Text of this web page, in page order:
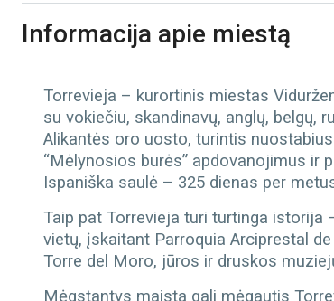
Informacija apie miestą
Torrevieja – kurortinis miestas
su vokiečiu, skandinavų, anglų, belgų,
Alikantės oro uosto, turintis
“Mėlynosios burės” apdovanojimus ir
Ispaniška saulė – 325 dienas per
Taip pat Torrevieja turi turtinga istorija
vietų, įskaitant Parroquia Arciprestal
Torre del Moro, jūros ir druskos
Mėgstantys maistą gali mėgautis